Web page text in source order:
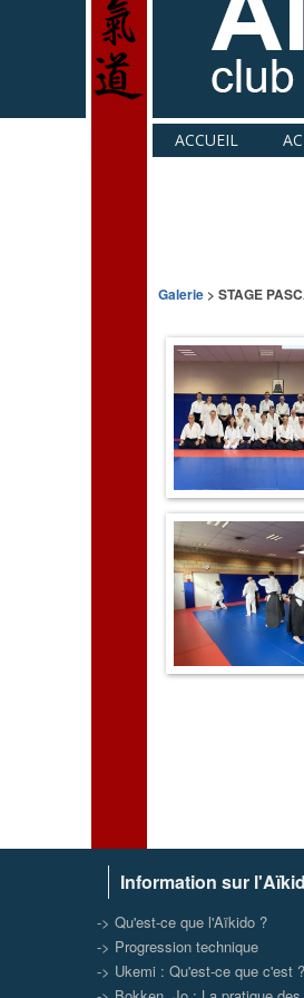
ACCUEIL
Galerie > STAGE
Information sur
-> Qu'est-ce que l'Aïkido ?
-> Progression technique
-> Ukemi : Qu'est-ce que c'est ?